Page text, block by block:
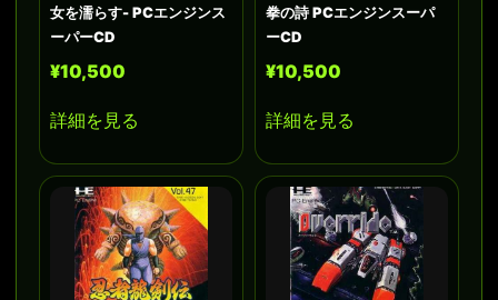
女を濡らす- PCエンジンス
ーパーCD
¥10,500
詳細を見る
拳の詩 PCエンジンスーパ
ーCD
¥10,500
詳細を見る